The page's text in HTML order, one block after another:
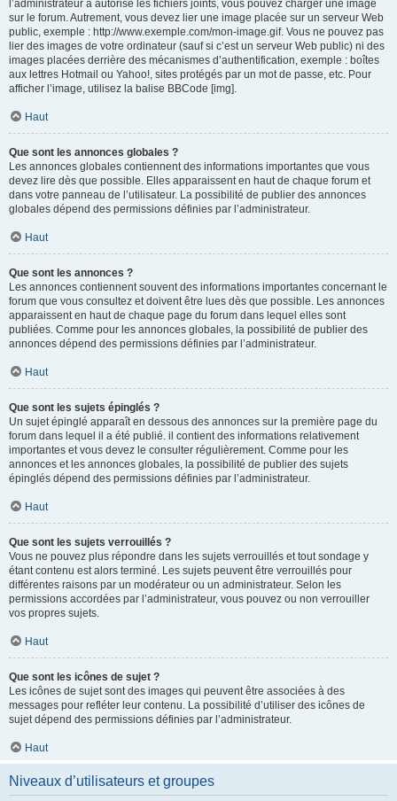
l’administrateur a autorisé les fichiers joints, vous pouvez charger une image
sur le forum. Autrement, vous devez lier une image placée sur un serveur Web
public, exemple : http://www.exemple.com/mon-image.gif. Vous ne pouvez pas
lier des images de votre ordinateur (sauf si c’est un serveur Web public) ni des
images placées derrière des mécanismes d’authentification, exemple : boîtes
aux lettres Hotmail ou Yahoo!, sites protégés par un mot de passe, etc. Pour
afficher l’image, utilisez la balise BBCode [img].
Haut
Que sont les annonces globales ?
Les annonces globales contiennent des informations importantes que vous
devez lire dès que possible. Elles apparaissent en haut de chaque forum et
dans votre panneau de l’utilisateur. La possibilité de publier des annonces
globales dépend des permissions définies par l’administrateur.
Haut
Que sont les annonces ?
Les annonces contiennent souvent des informations importantes concernant le
forum que vous consultez et doivent être lues dès que possible. Les annonces
apparaissent en haut de chaque page du forum dans lequel elles sont
publiées. Comme pour les annonces globales, la possibilité de publier des
annonces dépend des permissions définies par l’administrateur.
Haut
Que sont les sujets épinglés ?
Un sujet épinglé apparaît en dessous des annonces sur la première page du
forum dans lequel il a été publié. il contient des informations relativement
importantes et vous devez le consulter régulièrement. Comme pour les
annonces et les annonces globales, la possibilité de publier des sujets
épinglés dépend des permissions définies par l’administrateur.
Haut
Que sont les sujets verrouillés ?
Vous ne pouvez plus répondre dans les sujets verrouillés et tout sondage y
étant contenu est alors terminé. Les sujets peuvent être verrouillés pour
différentes raisons par un modérateur ou un administrateur. Selon les
permissions accordées par l’administrateur, vous pouvez ou non verrouiller
vos propres sujets.
Haut
Que sont les icônes de sujet ?
Les icônes de sujet sont des images qui peuvent être associées à des
messages pour refléter leur contenu. La possibilité d’utiliser des icônes de
sujet dépend des permissions définies par l’administrateur.
Haut
Niveaux d’utilisateurs et groupes